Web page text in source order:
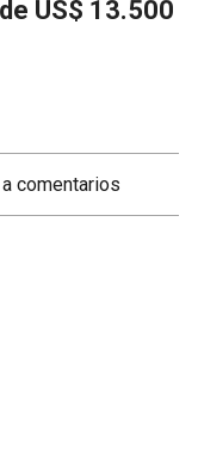
US$ 13.500
comentarios